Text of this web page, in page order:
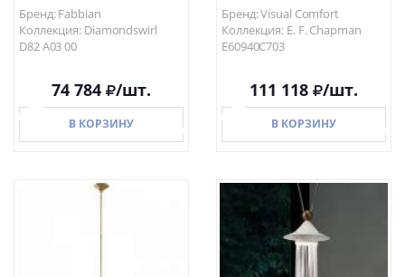
Бренд: Fabbian
Коллекция: Diamondswirl
D82 A03 00
74 784 /шт.
В КОРЗИНУ
Бренд: Visual Comfort
Коллекция: E. F. Chapman
E60940C703
111 118 /шт.
В КОРЗИНУ
В КОРЗИНУ